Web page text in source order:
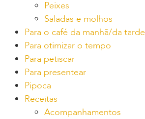
Peixes
Saladas e molhos
Para o café da manhã/da tarde
Para otimizar o tempo
Para petiscar
Para presentear
Pipoca
Receitas
Acompanhamentos